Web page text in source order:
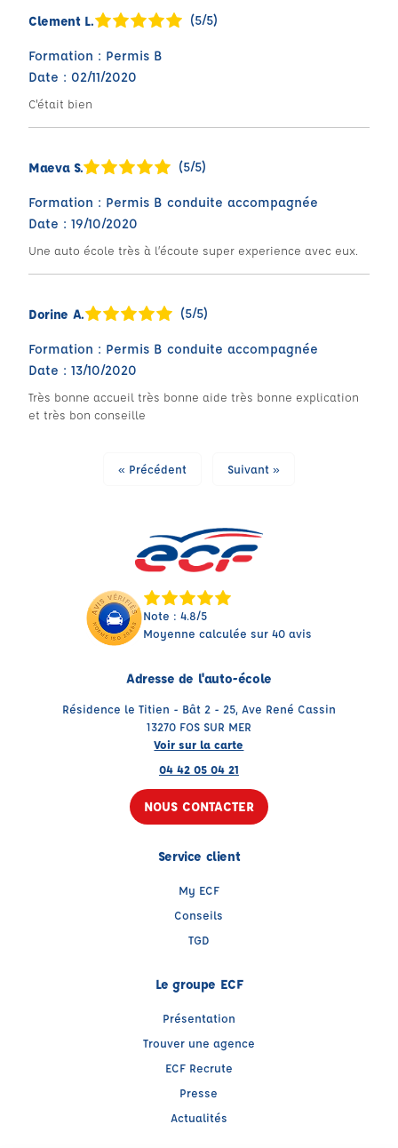
Clement L. (5/5)
Formation : Permis B
Date : 02/11/2020
C'était bien
Maeva S. (5/5)
Formation : Permis B conduite accompagnée
Date : 19/10/2020
Une auto école très à l’écoute super experience avec eux.
Dorine A. (5/5)
Formation : Permis B conduite accompagnée
Date : 13/10/2020
Très bonne accueil très bonne aide très bonne explication
et très bon conseille
« Précédent Suivant »
Note : 4.8/5
Moyenne calculée sur 40 avis
Adresse de l'auto-école
Résidence le Titien - Bât 2 - 25, Ave René Cassin
13270 FOS SUR MER
Voir sur la carte
04 42 05 04 21
NOUS CONTACTER
Service client
My ECF
Conseils
TGD
Le groupe ECF
Présentation
Trouver une agence
ECF Recrute
Presse
Actualités